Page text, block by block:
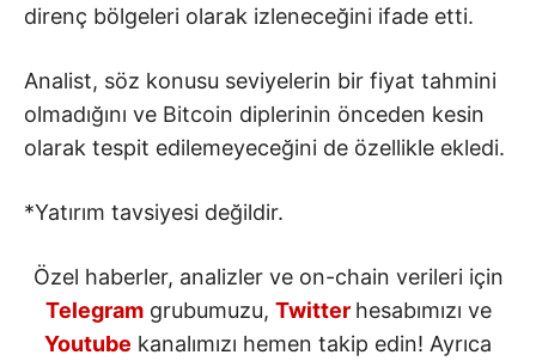
direnç bölgeleri olarak izleneceğini ifade etti.
Analist, söz konusu seviyelerin bir fiyat tahmini
olmadığını ve Bitcoin diplerinin önceden kesin
olarak tespit edilemeyeceğini de özellikle ekledi.
*Yatırım tavsiyesi değildir.
Özel haberler, analizler ve on-chain verileri için
Telegramgrubumuzu, Twitter hesabımızı ve
Youtube kanalımızı hemen takip edin! Ayrıca